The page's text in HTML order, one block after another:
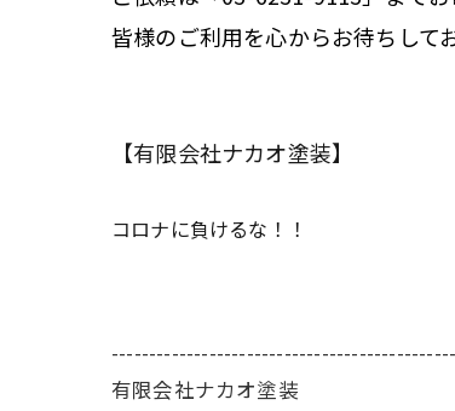
皆様のご利用を心からお待ちして
【有限会社ナカオ塗装】
コロナに負けるな！！
有限会社ナカオ塗装